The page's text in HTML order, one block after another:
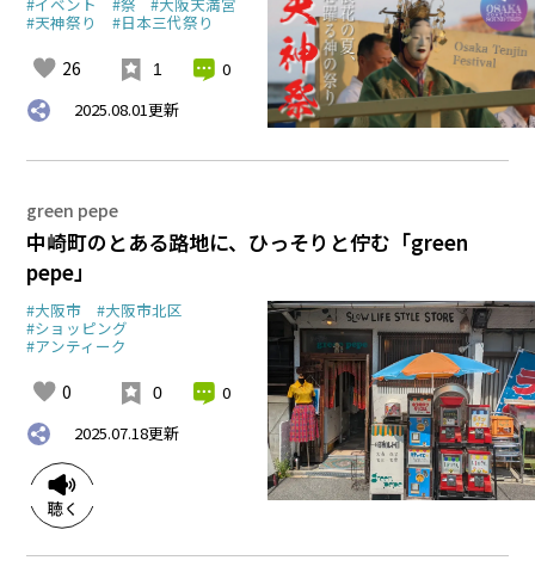
#天神祭り #日本三代祭り
26 1
0
2025.08.01更新
green pepe
中崎町のとある路地に、ひっそりと佇む「green
pepe」
#大阪市 #大阪市北区
#ショッピング
#アンティーク
0 0
0
2025.07.18更新